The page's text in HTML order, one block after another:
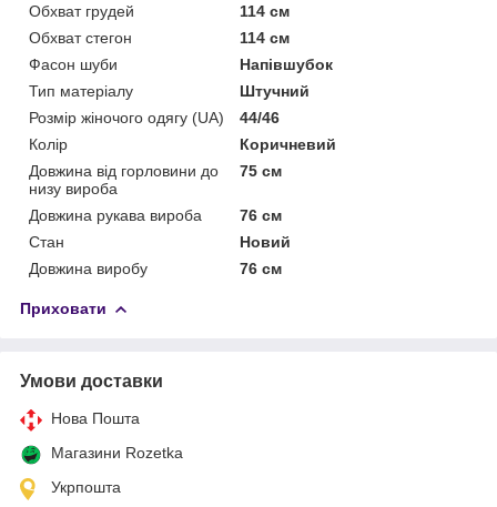
Обхват грудей
114 см
Обхват стегон
114 см
Фасон шуби
Напівшубок
Тип матеріалу
Штучний
Розмір жіночого одягу (UA)
44/46
Колір
Коричневий
Довжина від горловини до
низу вироба
75 см
Довжина рукава вироба
76 см
Стан
Новий
Довжина виробу
76 см
Приховати
Умови доставки
Нова Пошта
Магазини Rozetka
Укрпошта